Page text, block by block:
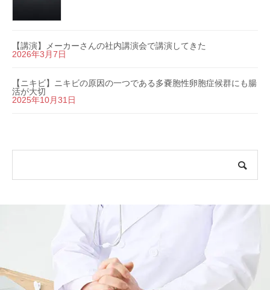
【講演】メーカーさんの社内講演会で講演してきた
2026年3月7日
【ニキビ】ニキビの原因の一つである多嚢胞性卵胞症候群にも腸
活が大切
2025年10月31日